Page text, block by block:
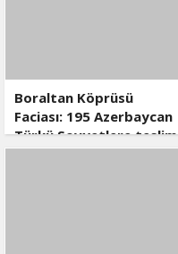
Boraltan Köprüsü
Faciası: 195 Azerbaycan
Türkü Sovyetlere teslim
edildi, kurşuna dizildi